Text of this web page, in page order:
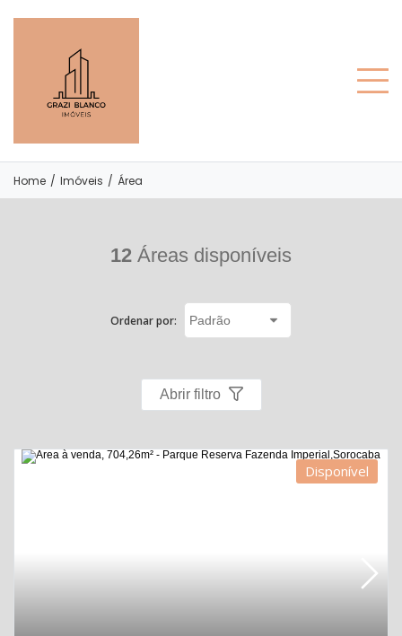
Home / Imóveis / Área
12 Áreas disponíveis
Ordenar por:
Abrir filtro
Disponível